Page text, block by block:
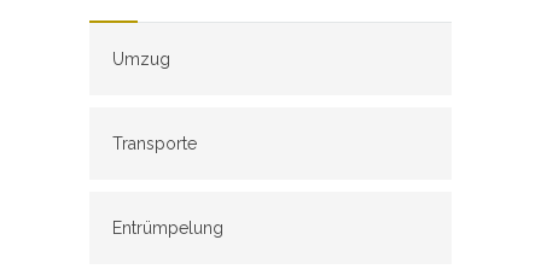
Umzug
Transporte
Entrümpelung